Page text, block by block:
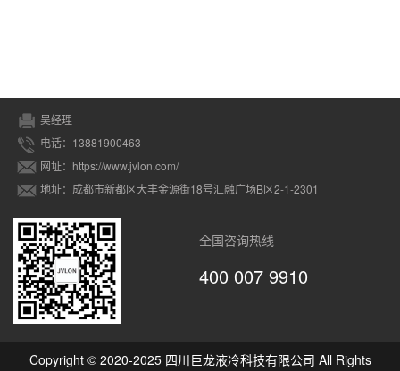
吴经理
电话：13881900463
网址：https://www.jvlon.com/
地址：成都市新都区大丰金源街18号汇融广场B区2-1-2301
全国咨询热线
400 007 9910
Copyright © 2020-2025 四川巨龙液冷科技有限公司 All Rights